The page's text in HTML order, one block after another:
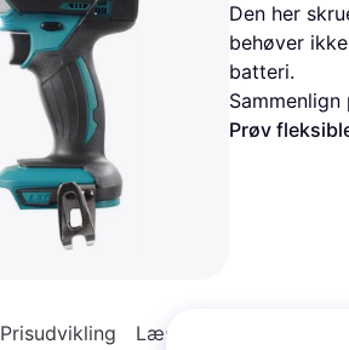
Den her
behøver
batteri.
Sammenlign
Prøv
Prisudvikling Læs om produktet